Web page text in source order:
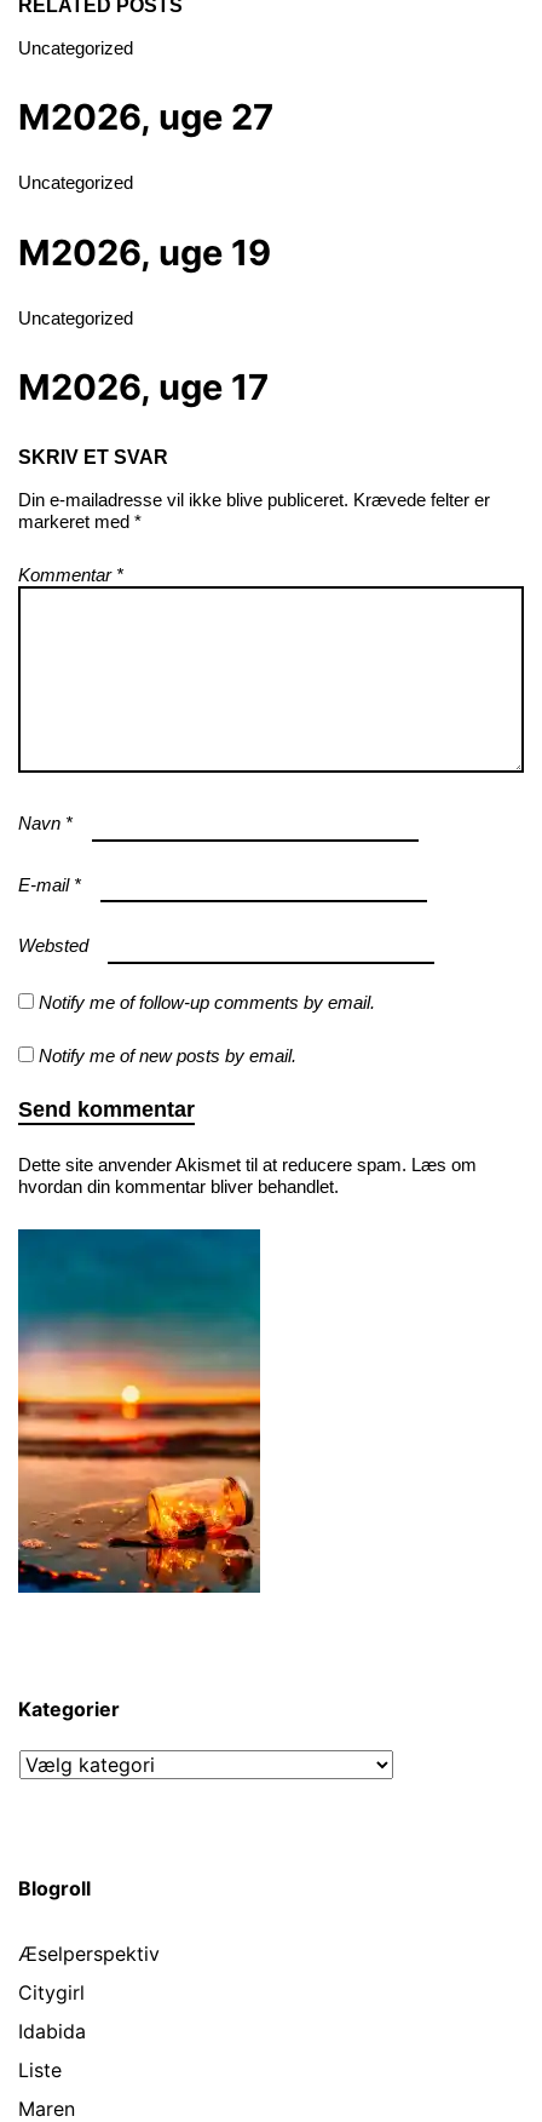
RELATED POSTS
Uncategorized
M2026, uge 27
Uncategorized
M2026, uge 19
Uncategorized
M2026, uge 17
SKRIV ET SVAR
Din e-mailadresse vil ikke blive publiceret. Krævede felter er
markeret med *
Kommentar *
Navn *
E-mail *
Websted
Notify me of follow-up comments by email.
Notify me of new posts by email.
Dette site anvender Akismet til at reducere spam. Læs om
hvordan din kommentar bliver behandlet.
Kategorier
Kategorier
Blogroll
Æselperspektiv
Citygirl
Idabida
Liste
Maren